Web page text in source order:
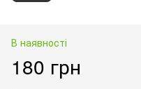
В наявності
180 грн